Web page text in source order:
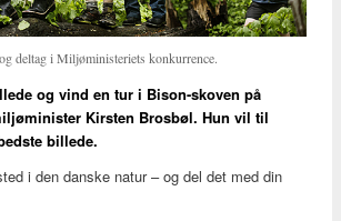
deltag i Miljøministeriets konkurrence.
og vind en tur i Bison-skoven på
Kirsten Brosbøl. Hun vil til
billede.
i den danske natur – og del det med din